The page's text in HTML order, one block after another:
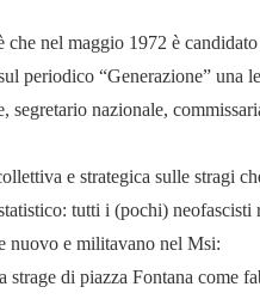
nel maggio 1972 è
periodico “Generazione” una
nazionale,
e strategica sulle stragi
tutti i (pochi)
nuovo e militavano nel Msi:
strage di piazza Fontana come